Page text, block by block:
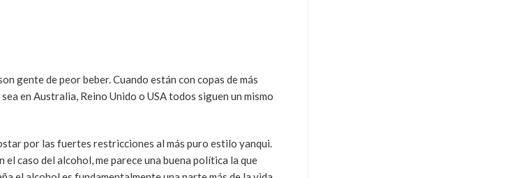
gente de peor beber. Cuando están con copas de más
en Australia, Reino Unido o USA todos siguen un mismo
por las fuertes restricciones al más puro estilo yanqui.
caso del alcohol, me parece una buena política la que